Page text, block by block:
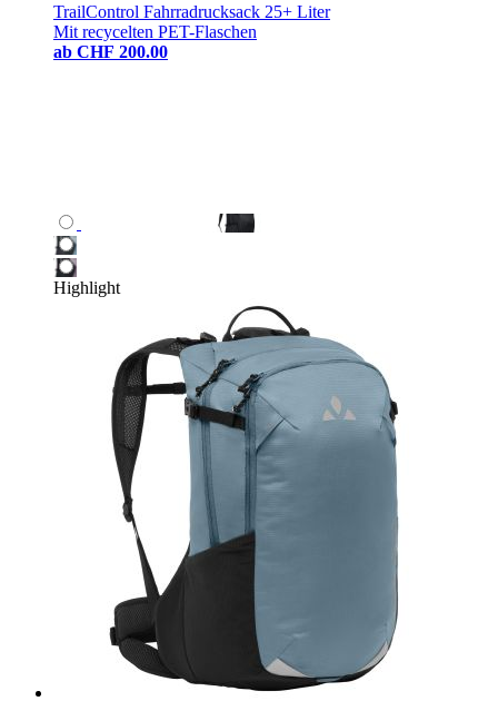
TrailControl Fahrradrucksack 25+ Liter
Mit recycelten PET-Flaschen
ab CHF 200.00
Highlight